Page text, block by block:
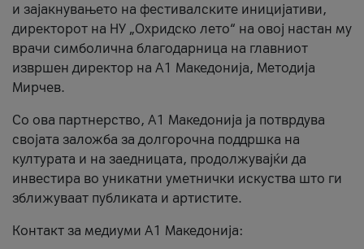
и зајакнувањето на фестивалските иницијативи,
директорот на НУ „Охридско лето“ на овој настан му
врачи симболична благодарница на главниот
извршен директор на A1 Македонија, Методија
Мирчев.
Со ова партнерство, A1 Македонија ја потврдува
својата заложба за долгорочна поддршка на
културата и на заедницата, продолжувајќи да
инвестира во уникатни уметнички искуства што ги
зближуваат публиката и артистите.
Контакт за медиуми А1 Македонија: